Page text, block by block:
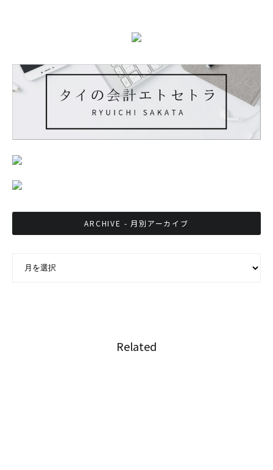
ARCHIVE - 月別アーカイブ
Related